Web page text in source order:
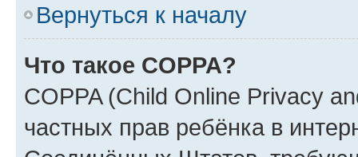
Вернуться к началу
Что такое COPPA?
COPPA (Child Online Privacy
частных прав ребёнка в